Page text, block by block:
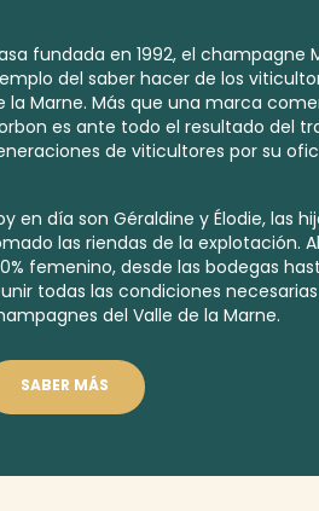
fundada en 1992, el champagne
del saber hacer de los
la Marne. Más que una marca
es ante todo el resultado del
de viticultores por su
en día son Géraldine y Élodie, las
las riendas de la explotación.
femenino, desde las bodegas
todas las condiciones
del Valle de la Marne.
SABER MÁS